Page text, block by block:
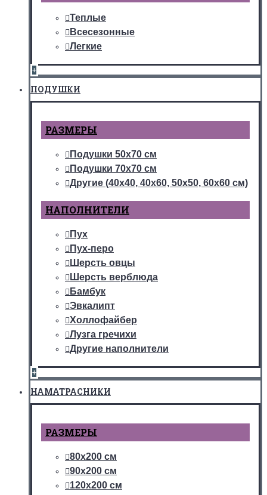
Теплые
Всесезонные
Легкие
+
ПОДУШКИ
РАЗМЕРЫ
Подушки 50х70 см
Подушки 70х70 см
Другие (40х40, 40х60, 50х50, 60х60 см)
НАПОЛНИТЕЛИ
Пух
Пух-перо
Шерсть овцы
Шерсть верблюда
Бамбук
Эвкалипт
Холлофайбер
Лузга гречихи
Другие наполнители
+
НАМАТРАСНИКИ
РАЗМЕРЫ
80х200 см
90х200 см
120х200 см